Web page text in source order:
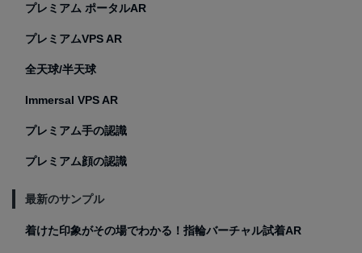
プレミアム ポータルAR
プレミアムVPS AR
全天球/半天球
Immersal VPS AR
プレミアム手の認識
プレミアム顔の認識
最新のサンプル
着けた印象がその場でわかる！指輪バーチャル試着AR